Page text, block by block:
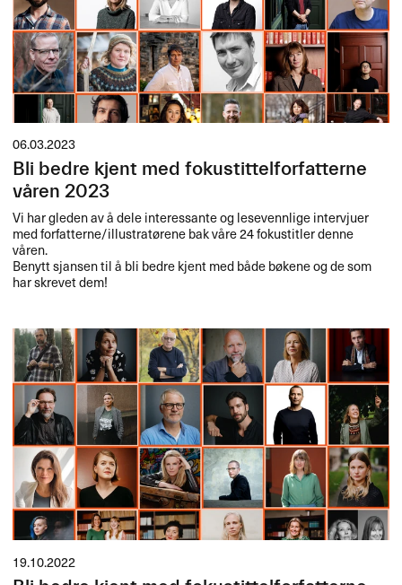
06.03.2023
Bli bedre kjent med fokustittelforfatterne
våren 2023
Vi har gleden av å dele interessante og lesevennlige intervjuer
med forfatterne/illustratørene bak våre 24 fokustitler denne
våren.
Benytt sjansen til å bli bedre kjent med både bøkene og de som
har skrevet dem!
19.10.2022